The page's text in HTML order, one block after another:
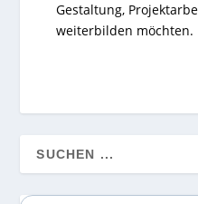
Gestaltung,
weiterbilden möchten.